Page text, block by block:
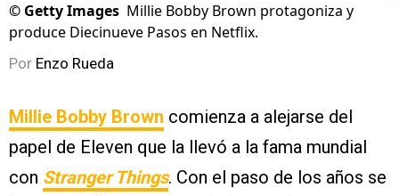
© Getty Images Millie Bobby Brown protagoniza y
produce Diecinueve Pasos en Netflix.
Por Enzo Rueda
Millie Bobby Brown comienza a alejarse del
papel de Eleven que la llevó a la fama mundial
con Stranger Things. Con el paso de los años se